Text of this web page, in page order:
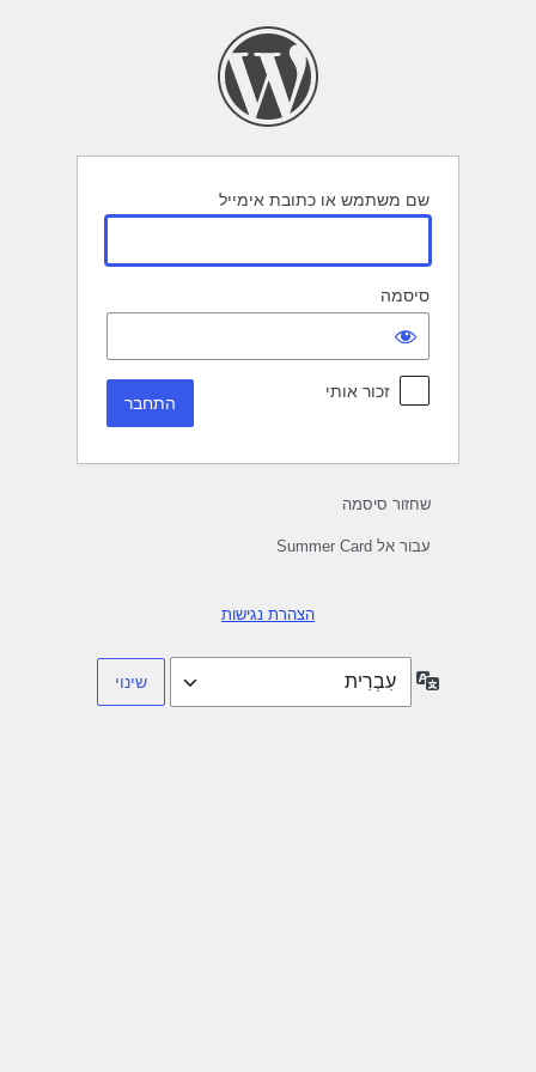
שם משתמש או כתובת אימייל
סיסמה
זכור אותי
שחזור סיסמה
עבור אל Summer Card
הצהרת נגישות
שפה